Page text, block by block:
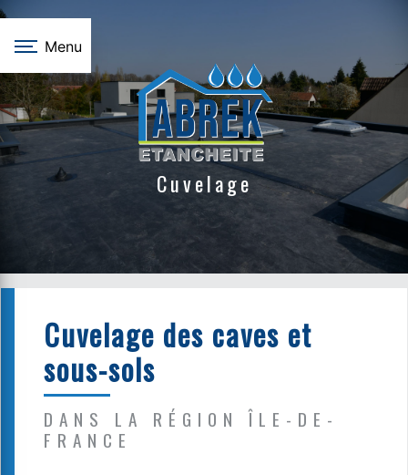
Menu
Cuvelage
Cuvelage des caves et
sous-sols
DANS LA RÉGION ÎLE-DE-
FRANCE
Panneau de gestion des cookies